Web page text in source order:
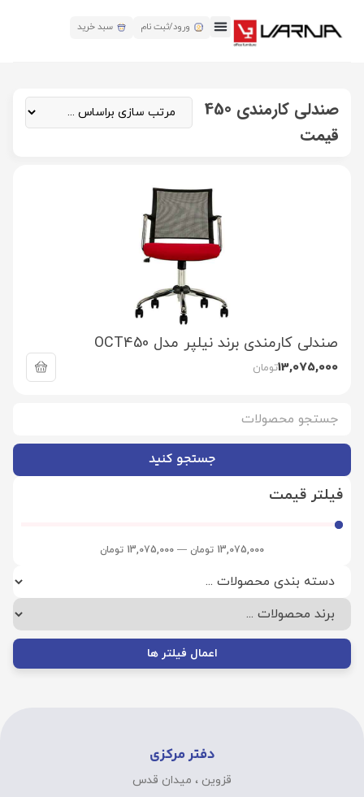
ورود/ثبت نام سبد خرید
جستجو کنید
فیلتر قیمت
13,075,000 تومان —
13,075,000 تومان
اعمال فیلتر ها
صندلی کارمندی 450
قیمت
صندلی کارمندی برند نیلپر مدل OCT450
13,075,000تومان
دفتر مرکزی
قزوین ، میدان قدس